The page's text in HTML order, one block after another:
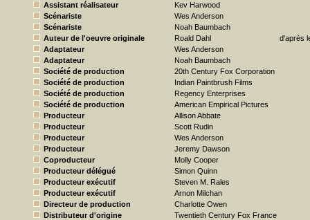
Assistant réalisateur
Kev Harwood
Scénariste
Wes Anderson
Scénariste
Noah Baumbach
Auteur de l'oeuvre originale
Roald Dahl
d'après
Adaptateur
Wes Anderson
Adaptateur
Noah Baumbach
Société de production
20th Century Fox Corporation
Société de production
Indian Paintbrush Films
Société de production
Regency Enterprises
Société de production
American Empirical Pictures
Producteur
Allison Abbate
Producteur
Scott Rudin
Producteur
Wes Anderson
Producteur
Jeremy Dawson
Coproducteur
Molly Cooper
Producteur délégué
Simon Quinn
Producteur exécutif
Steven M. Rales
Producteur exécutif
Arnon Milchan
Directeur de production
Charlotte Owen
Distributeur d'origine
Twentieth Century Fox France